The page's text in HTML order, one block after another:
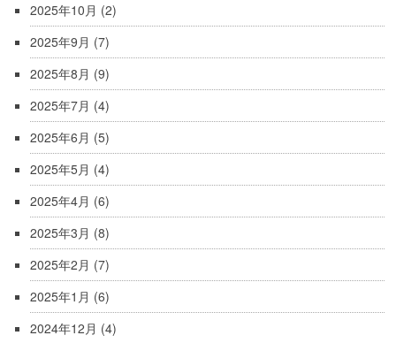
2025年10月 (2)
2025年9月 (7)
2025年8月 (9)
2025年7月 (4)
2025年6月 (5)
2025年5月 (4)
2025年4月 (6)
2025年3月 (8)
2025年2月 (7)
2025年1月 (6)
2024年12月 (4)